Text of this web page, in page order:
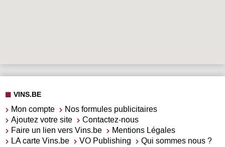
VINS.BE
Mon compte
Nos formules publicitaires
Ajoutez votre site
Contactez-nous
Faire un lien vers Vins.be
Mentions Légales
LA carte Vins.be
VO Publishing Qui sommes nous ?